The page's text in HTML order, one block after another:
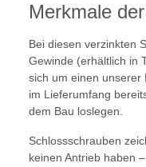
Merkmale
Bei diesen verzinkten
Gewinde (erhältlich in
sich um einen unserer
im Lieferumfang
dem Bau loslegen.
Schlossschrauben
keinen Antrieb haben